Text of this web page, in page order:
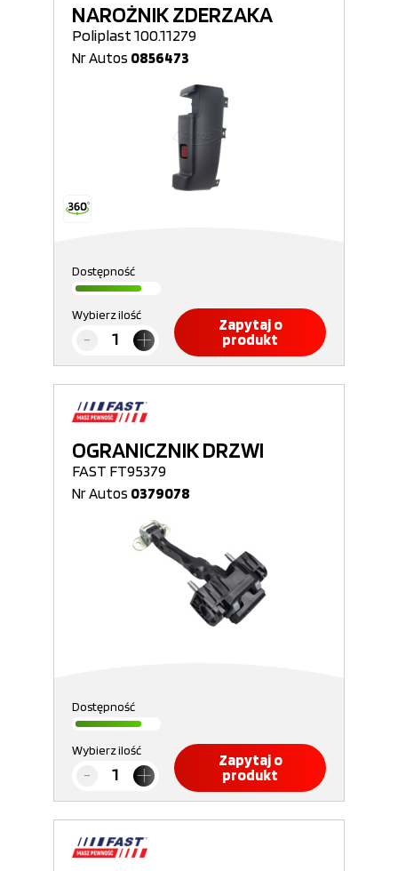
NAROŻNIK ZDERZAKA
Poliplast 100.11279
Nr Autos 0856473
Dostępność
Wybierz ilość
Zapytaj o
produkt
OGRANICZNIK DRZWI
FAST FT95379
Nr Autos 0379078
Dostępność
Wybierz ilość
Zapytaj o
produkt